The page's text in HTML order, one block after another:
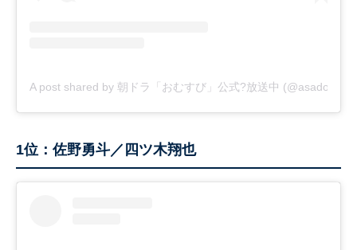
A post shared by 朝ドラ「おむすび」公式?放送中
1位：佐野勇斗／四ツ木翔也